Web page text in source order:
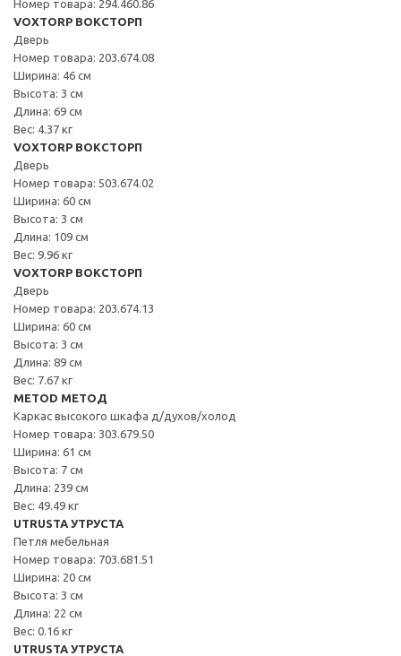
Номер товара: 294.460.86
VOXTORP ВОКСТОРП
Дверь
Номер товара: 203.674.08
Ширина: 46 см
Высота: 3 см
Длина: 69 см
Вес: 4.37 кг
VOXTORP ВОКСТОРП
Дверь
Номер товара: 503.674.02
Ширина: 60 см
Высота: 3 см
Длина: 109 см
Вес: 9.96 кг
VOXTORP ВОКСТОРП
Дверь
Номер товара: 203.674.13
Ширина: 60 см
Высота: 3 см
Длина: 89 см
Вес: 7.67 кг
METOD МЕТОД
Каркас высокого шкафа д/духов/холод
Номер товара: 303.679.50
Ширина: 61 см
Высота: 7 см
Длина: 239 см
Вес: 49.49 кг
UTRUSTA УТРУСТА
Петля мебельная
Номер товара: 703.681.51
Ширина: 20 см
Высота: 3 см
Длина: 22 см
Вес: 0.16 кг
UTRUSTA УТРУСТА